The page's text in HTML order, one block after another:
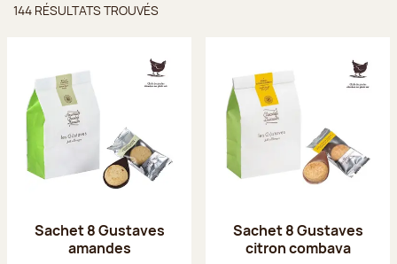
144 RÉSULTATS TROUVÉS
Sachet 8 Gustaves
amandes
Sachet 8 Gustaves
citron combava